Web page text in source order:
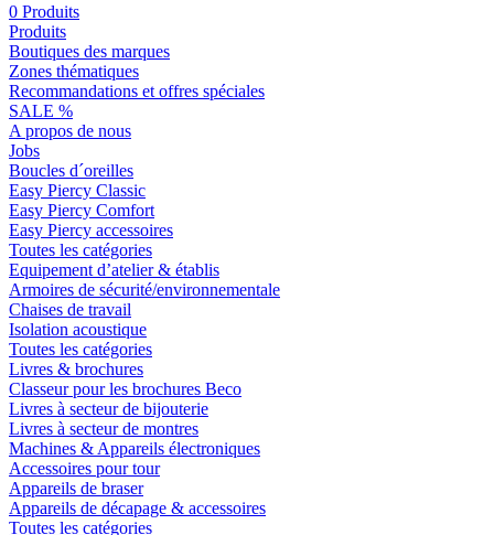
0 Produits
Produits
Boutiques des marques
Zones thématiques
Recommandations et offres spéciales
SALE %
A propos de nous
Jobs
Boucles d´oreilles
Easy Piercy Classic
Easy Piercy Comfort
Easy Piercy accessoires
Toutes les catégories
Equipement d’atelier & établis
Armoires de sécurité/environnementale
Chaises de travail
Isolation acoustique
Toutes les catégories
Livres & brochures
Classeur pour les brochures Beco
Livres à secteur de bijouterie
Livres à secteur de montres
Machines & Appareils électroniques
Accessoires pour tour
Appareils de braser
Appareils de décapage & accessoires
Toutes les catégories